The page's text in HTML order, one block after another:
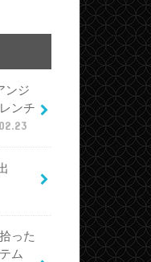
ンジ
ンチ
った
ム